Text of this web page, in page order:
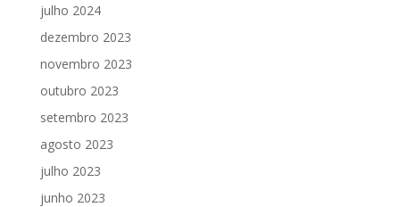
julho 2024
dezembro 2023
novembro 2023
outubro 2023
setembro 2023
agosto 2023
julho 2023
junho 2023